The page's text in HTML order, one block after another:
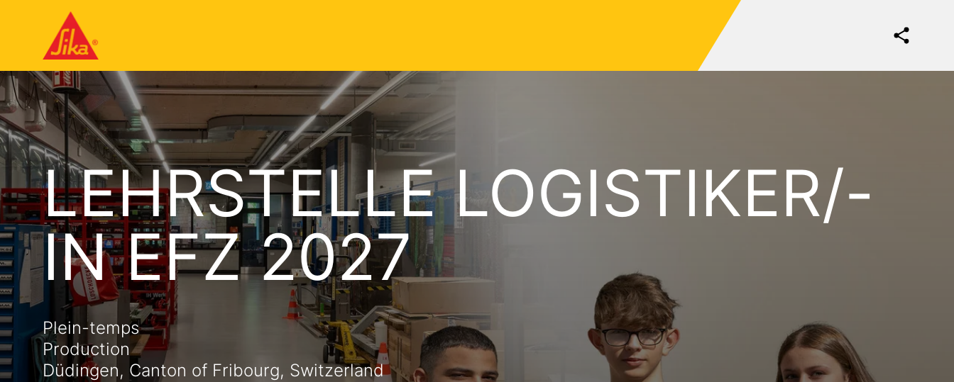
LEHRSTELLE LOGISTIKER/-
IN EFZ 2027
Plein-temps
Production
Düdingen, Canton of Fribourg, Switzerland